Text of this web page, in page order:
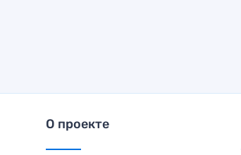
О проекте